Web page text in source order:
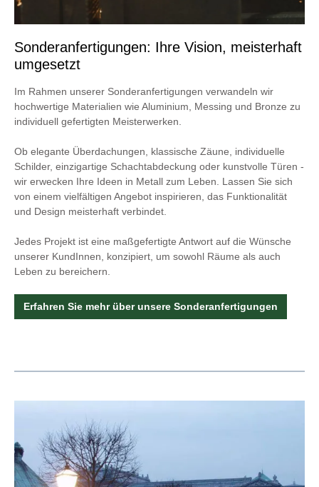
Sonderanfertigungen: Ihre Vision, meisterhaft
umgesetzt
Im Rahmen unserer Sonderanfertigungen verwandeln wir
hochwertige Materialien wie Aluminium, Messing und Bronze zu
individuell gefertigten Meisterwerken.
Ob elegante Überdachungen, klassische Zäune, individuelle
Schilder, einzigartige Schachtabdeckung oder kunstvolle Türen -
wir erwecken Ihre Ideen in Metall zum Leben. Lassen Sie sich
von einem vielfältigen Angebot inspirieren, das Funktionalität
und Design meisterhaft verbindet.
Jedes Projekt ist eine maßgefertigte Antwort auf die Wünsche
unserer KundInnen, konzipiert, um sowohl Räume als auch
Leben zu bereichern.
Erfahren Sie mehr über unsere Sonderanfertigungen